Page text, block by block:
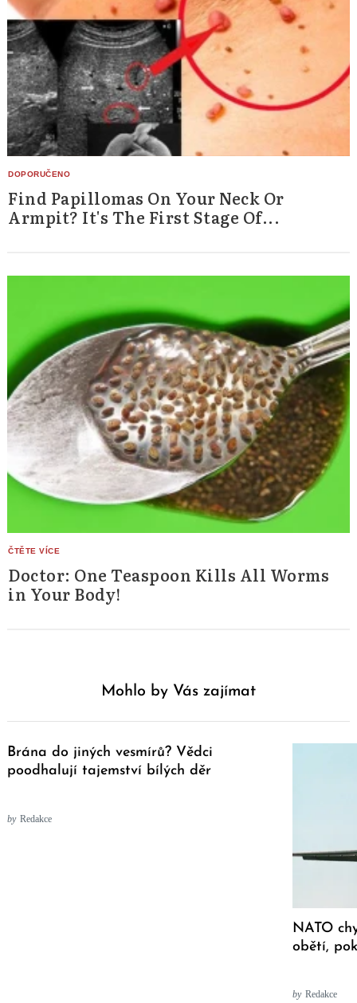
Find Papillomas On Your Neck Or
Armpit? It's The First Stage Of...
Doctor: One Teaspoon Kills All Worms
in Your Body!
Mohlo by Vás zajímat
Brána do jiných vesmírů? Vědci
poodhalují tajemství bílých děr
by Redakce
NATO
obětí,
by Redakce